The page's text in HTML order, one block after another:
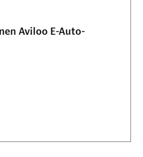
Aviloo E-Auto-